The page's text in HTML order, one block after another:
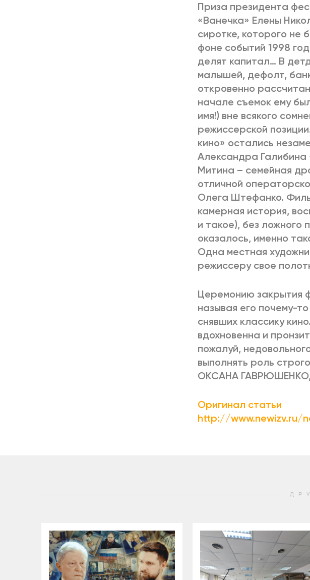
Приза президента
«Ванечка» Елены
сиротке, которого не
фоне событий 1998
делят капитал… В
малышей, дефолт,
откровенно
начале съемок ему
имя!) вне всякого
режиссерской
кино» остались
Александра
Митина – семейная
отличной
Олега Штефанко.
камерная история,
и такое), без ложного
оказалось, именно
Одна местная
режиссеру свое
Церемонию закрытия
называя его почему-
снявших классику
вдохновенна и
пожалуй,
выполнять роль
ОКСАНА
Оригинал статьи
http://www.newizv.ru/